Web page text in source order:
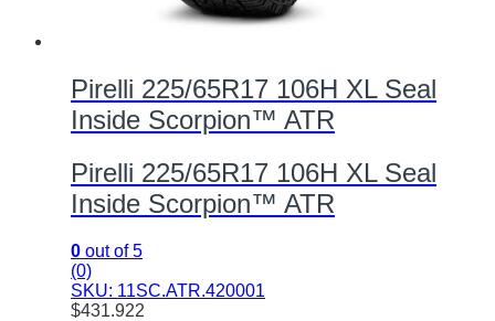
Pirelli 225/65R17 106H XL Seal
Inside Scorpion™ ATR
Pirelli 225/65R17 106H XL Seal
Inside Scorpion™ ATR
0 out of 5
(0)
SKU: 11SC.ATR.420001
$431.922